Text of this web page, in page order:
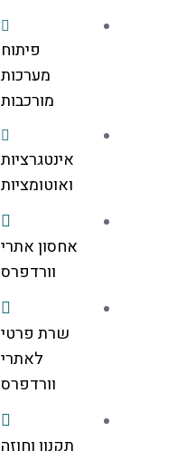
פיתוח
מערכות
מורכבות
אינטגרציות
ואוטומציות
אחסון אתרי
וורדפרס
שרת פרטי
לאתרי
וורדפרס
תקנון וחוזה